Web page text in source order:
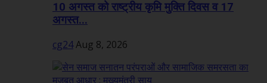
10 अगस्त को राष्ट्रीय कृमि मुक्ति दिवस व 17
अगस्त...
cg24Aug 8, 2026